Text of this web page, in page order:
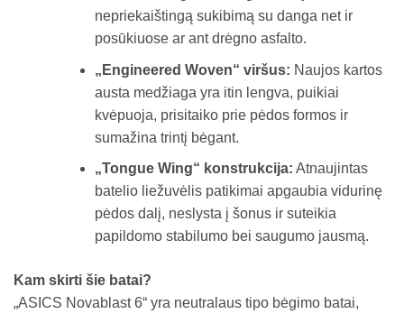
nepriekaištingą sukibimą su danga net ir
posūkiuose ar ant drėgno asfalto.
„Engineered Woven“ viršus: Naujos kartos
austa medžiaga yra itin lengva, puikiai
kvėpuoja, prisitaiko prie pėdos formos ir
sumažina trintį bėgant.
„Tongue Wing“ konstrukcija: Atnaujintas
batelio liežuvėlis patikimai apgaubia vidurinę
pėdos dalį, neslysta į šonus ir suteikia
papildomo stabilumo bei saugumo jausmą.
Kam skirti šie batai?
„ASICS Novablast 6“ yra neutralaus tipo bėgimo batai,